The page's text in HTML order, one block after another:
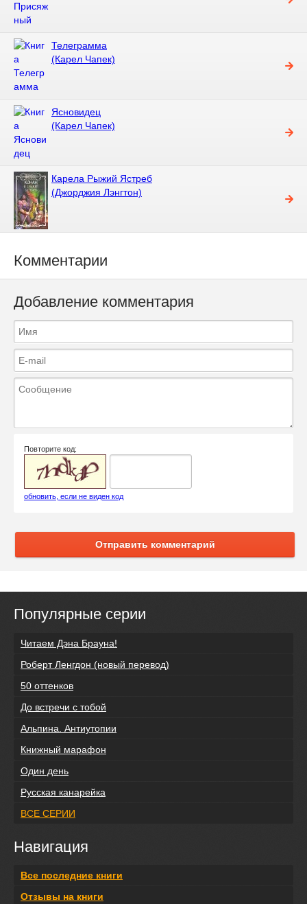
Телеграмма
(Карел Чапек)
Ясновидец
(Карел Чапек)
Карела Рыжий Ястреб
(Джорджия Лэнгтон)
Комментарии
Добавление комментария
Повторите код:
обновить, если не виден код
Отправить комментарий
Популярные серии
Читаем Дэна Брауна!
Роберт Ленгдон (новый перевод)
50 оттенков
До встречи с тобой
Альпина. Антиутопии
Книжный марафон
Один день
Русская канарейка
ВСЕ СЕРИИ
Навигация
Все последние книги
Отзывы на книги